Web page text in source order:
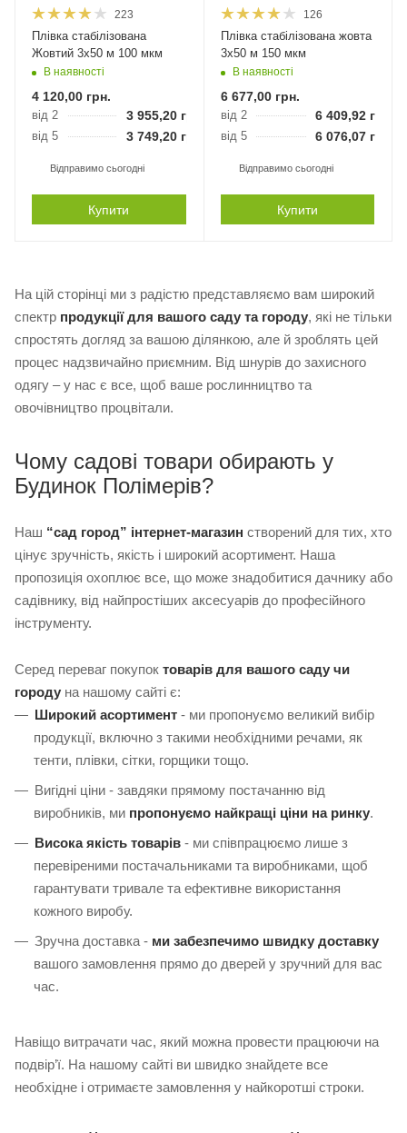
223
Плівка стабілізована
Жовтий 3х50 м 100 мкм
В наявності
4 120,00 грн.
від 2 3 955,20 грн.
від 5 3 749,20 грн.
Відправимо сьогодні
Купити
126
Плівка стабілізована жовта
3х50 м 150 мкм
В наявності
6 677,00грн.
від 2 6 409,92грн.
від 5 6 076,07грн.
Відправимо сьогодні
Купити
На цій сторінці ми з радістю представляємо вам широкий
спектр продукції для вашого саду та городу, які не тільки
спростять догляд за вашою ділянкою, але й зроблять цей
процес надзвичайно приємним. Від шнурів до захисного
одягу – у нас є все, щоб ваше рослинництво та
овочівництво процвітали.
Чому садові товари обирають у
Будинок Полімерів?
Наш “сад город” інтернет-магазин створений для тих, хто
цінує зручність, якість і широкий асортимент. Наша
пропозиція охоплює все, що може знадобитися дачнику або
садівнику, від найпростіших аксесуарів до професійного
інструменту.
Серед переваг покупок товарів для вашого саду чи
городу на нашому сайті є:
Широкий асортимент - ми пропонуємо великий вибір
продукції, включно з такими необхідними речами, як
тенти, плівки, сітки, горщики тощо.
Вигідні ціни - завдяки прямому постачанню від
виробників, ми пропонуємо найкращі ціни на ринку.
Висока якість товарів - ми співпрацюємо лише з
перевіреними постачальниками та виробниками, щоб
гарантувати тривале та ефективне використання
кожного виробу.
Зручна доставка - ми забезпечимо швидку доставку
вашого замовлення прямо до дверей у зручний для вас
час.
Навіщо витрачати час, який можна провести працюючи на
подвір’ї. На нашому сайті ви швидко знайдете все
необхідне і отримаєте замовлення у найкоротші строки.